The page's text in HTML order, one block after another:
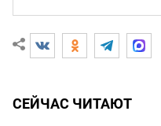
СЕЙЧАС ЧИТАЮТ